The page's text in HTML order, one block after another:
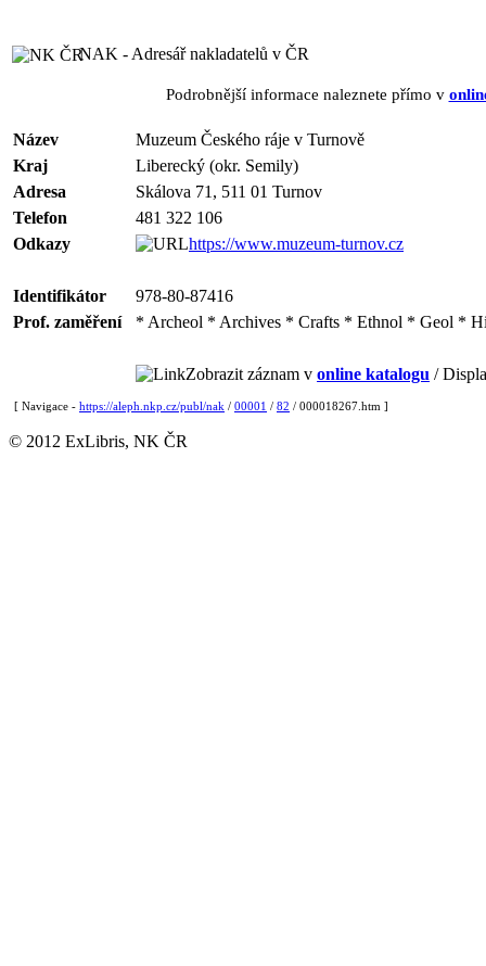
NAK - Adresář nakladatelů v ČR
Podrobnější informace naleznete přímo v
Název
Muzeum Českého ráje v Turnově
Kraj
Liberecký (okr. Semily)
Adresa
Skálova 71, 511 01 Turnov
Telefon
481 322 106
Odkazy
https://www.muzeum-turnov.cz
Identifikátor
978-80-87416
Prof. zaměření
* Archeol * Archives * Crafts * Ethnol * Geol *
Zobrazit záznam v online katalogu /
[ Navigace - https://aleph.nkp.cz/publ/nak / 00001 / 82 / 000018267.htm ]
© 2012 ExLibris, NK ČR